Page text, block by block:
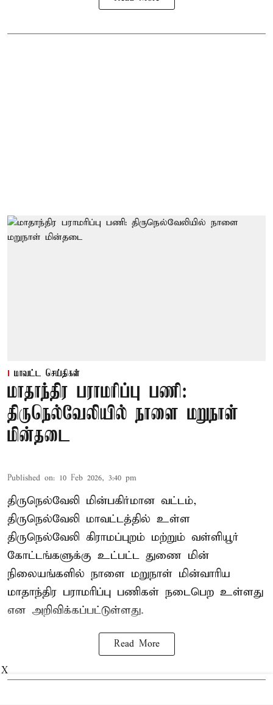
மாவட்ட செய்திகள்
மாதாந்திர பராமரிப்பு பணி:
திருநெல்வேலியில் நாளை மறுநாள்
மின்தடை
Published on: 10 Feb 2026, 3:40 pm
திருநெல்வேலி மின்பகிர்மான வட்டம்,
திருநெல்வேலி மாவட்டத்தில் உள்ள
திருநெல்வேலி கிராமப்புறம் மற்றும் வள்ளியூர்
கோட்டங்களுக்கு உட்பட்ட துணை மின்
நிலையங்களில் நாளை மறுநாள் மின்வாரிய
மாதாந்திர பராமரிப்பு பணிகள் நடைபெற உள்ளது
என அறிவிக்கப்பட்டுள்ளது.
Read More
X